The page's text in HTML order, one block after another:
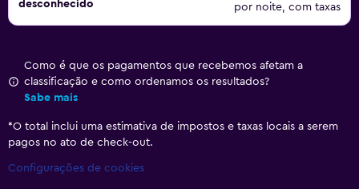
desconhecido
por noite, com taxas
Como é que os pagamentos que recebemos afetam a
classificação e como ordenamos os resultados?
Sabe mais
*O total inclui uma estimativa de impostos e taxas locais a serem
pagos no ato de check-out.
Configurações de cookies